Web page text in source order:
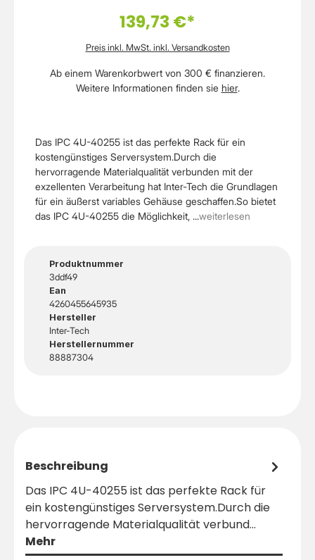
Das IPC 4U-40255 ist das perfekte Rack für ein
kostengünstiges Serversystem.Durch die
hervorragende Materialqualität verbunden mit der
exzellenten Verarbeitung hat Inter-Tech die Grundlagen
für ein äußerst variables Gehäuse geschaffen.So bietet
das IPC 4U-40255 die Möglichkeit, ...weiterlesen
Produktnummer
3ddf49
Ean
4260455645935
Hersteller
Inter-Tech
Herstellernummer
88887304
139,73 €*
Preis inkl. MwSt. inkl. Versandkosten
Ab einem Warenkorbwert von 300 € finanzieren.
Weitere Informationen finden sie hier.
Beschreibung
Das IPC 4U-40255 ist das perfekte Rack für
ein kostengünstiges Serversystem.Durch die
hervorragende Materialqualität verbund…
Mehr